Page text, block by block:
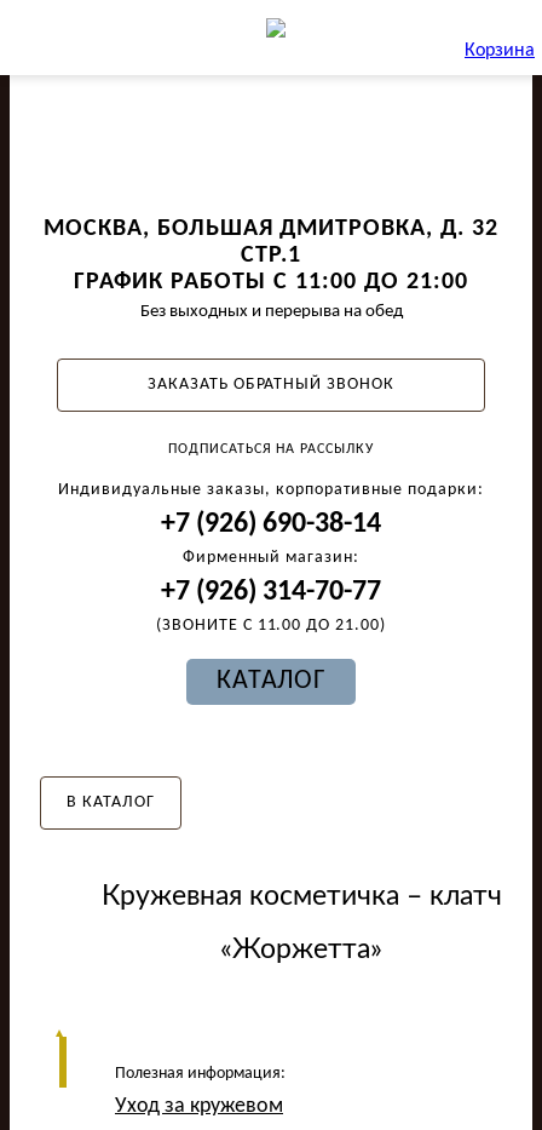
МОСКВА, БОЛЬШАЯ ДМИТРОВКА, Д. 32
СТР.1
ГРАФИК РАБОТЫ С 11:00 ДО 21:00
Без выходных и перерыва на обед
ЗАКАЗАТЬ ОБРАТНЫЙ ЗВОНОК
ПОДПИСАТЬСЯ НА РАССЫЛКУ
Индивидуальные заказы, корпоративные подарки:
+7 (926) 690-38-14
Фирменный магазин:
+7 (926) 314-70-77
(ЗВОНИТЕ С 11.00 ДО 21.00)
КАТАЛОГ
Корзина
В КАТАЛОГ
Кружевная косметичка – клатч
«Жоржетта»
Полезная информация:
Уход за кружевом